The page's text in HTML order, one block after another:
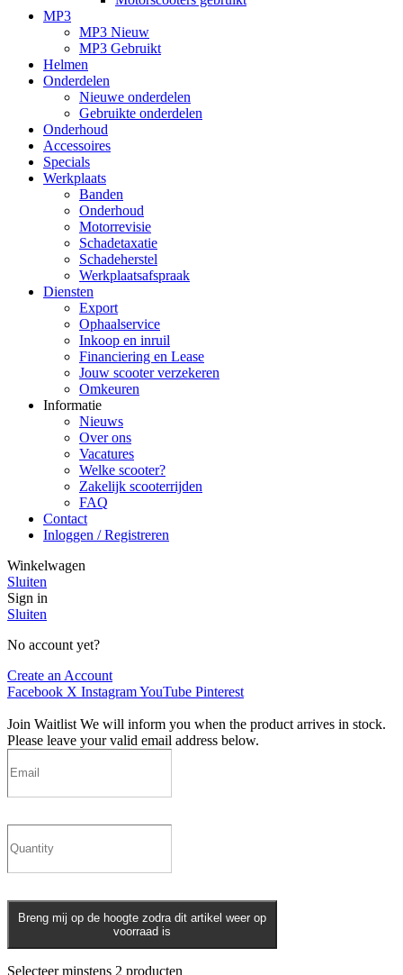
MP3
MP3 Nieuw
MP3 Gebruikt
Helmen
Onderdelen
Nieuwe onderdelen
Gebruikte onderdelen
Onderhoud
Accessoires
Specials
Werkplaats
Banden
Onderhoud
Motorrevisie
Schadetaxatie
Schadeherstel
Werkplaatsafspraak
Diensten
Export
Ophaalservice
Inkoop en inruil
Financiering en Lease
Jouw scooter verzekeren
Omkeuren
Informatie
Nieuws
Over ons
Vacatures
Welke scooter?
Zakelijk scooterrijden
FAQ
Contact
Inloggen / Registreren
Winkelwagen
Sluiten
Sign in
Sluiten
No account yet?
Create an Account
Facebook X InstagramYouTube Pinterest
Join Waitlist We will inform you when the product arrives in stock.
Please leave your valid email address below.
Breng mij op de hoogte zodra dit artikel weer op
voorraad is
Selecteer minstens 2 producten